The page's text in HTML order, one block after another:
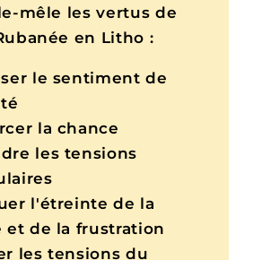
mêle les vertus de
en Litho :
le sentiment de
la chance
les tensions
l'étreinte de la
et de la frustration
les tensions du